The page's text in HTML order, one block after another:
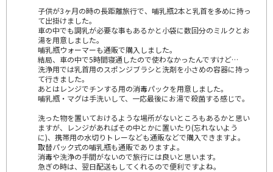
子供が3ヶ月の時の長距離旅行で、哺乳瓶2本と乳首を多めに持っ
て出掛けました。
車の中でも調乳が必要な事もあるかと小袋に数回分のミルクとお
湯を用意しました。
哺乳瓶ウォーマーも通販で購入しました。
結局、車の中で5時間寝通したので使わなかったんですけど…
洗浄用では乳首用のスポンジブラシと洗剤を小さめの容器に持っ
て行きました。
あとはレンジでチンする用の消毒パックを用意しました。
哺乳瓶・マグは手洗いして、一応最後にお湯で殺菌する感じで。
洗った物を置いておけるような場所がないところもあるかと思い
ますが、レンジがあればその中とかに置いたり(忘れないよう
に)、携帯用の水切りトレーなども通販などで購入できますよ。
取替パック式の哺乳瓶も通販でありますよ。
消毒や洗浄の手間がないので旅行には良いと思います。
急ぎの時は、翌日配送もしてくれるので便利ですよね。